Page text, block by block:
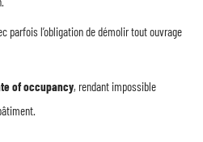
parfois l’obligation de démolir tout ouvrage
of occupancy, rendant impossible